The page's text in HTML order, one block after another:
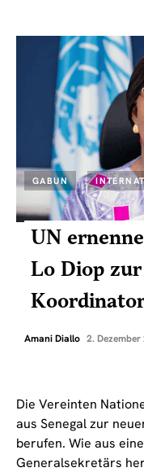
GABUN
UN
Lo Diop
Amani Diallo 2.
Die Vereinten
aus Senegal zur
berufen. Wie aus
Generalsekretärs